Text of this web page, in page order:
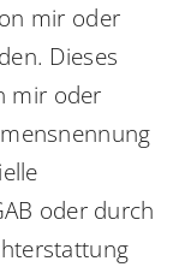
mir oder
Dieses
mir oder
oder durch